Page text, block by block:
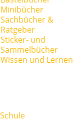
Minibücher
Sachbücher &
Ratgeber
Sticker- und
Sammelbücher
Wissen und Lernen
Schule